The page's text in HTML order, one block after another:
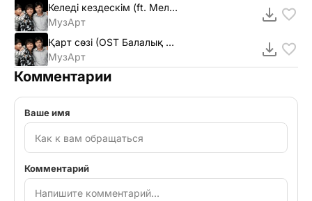
Келедi кездескiм (ft. Меломен)
МузАрт
Қарт сөзi (OST Балалық шағымның аспаны) (2011)
МузАрт
Комментарии
Ваше имя
Комментарий